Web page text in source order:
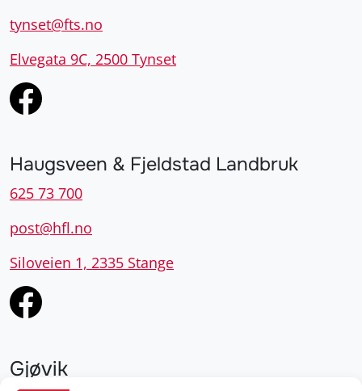
tynset@fts.no
Elvegata 9C, 2500 Tynset
Haugsveen & Fjeldstad Landbruk
625 73 700
post@hfl.no
Siloveien 1, 2335 Stange
Gjøvik